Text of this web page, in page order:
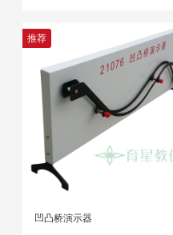
推荐
凹凸桥演示器